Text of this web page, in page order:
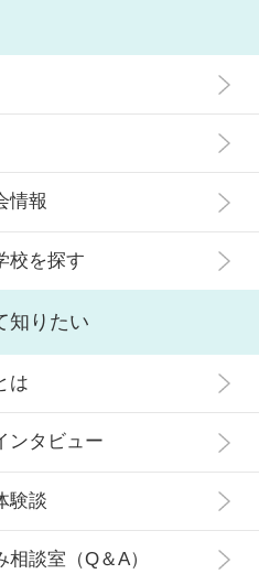
、通信制高校に行くこと
わりではない理由や、通う
選びについて解説します。
が通う学校という、先入
人もいるかもしれません。
にあり、さまざまな生徒が
います。 この記事では、通
にはどのような生徒が通っ
や、通信制高校に向いてい
情報
校を探す
知りたい
は
ンタビュー
験談
談室（Q＆A）